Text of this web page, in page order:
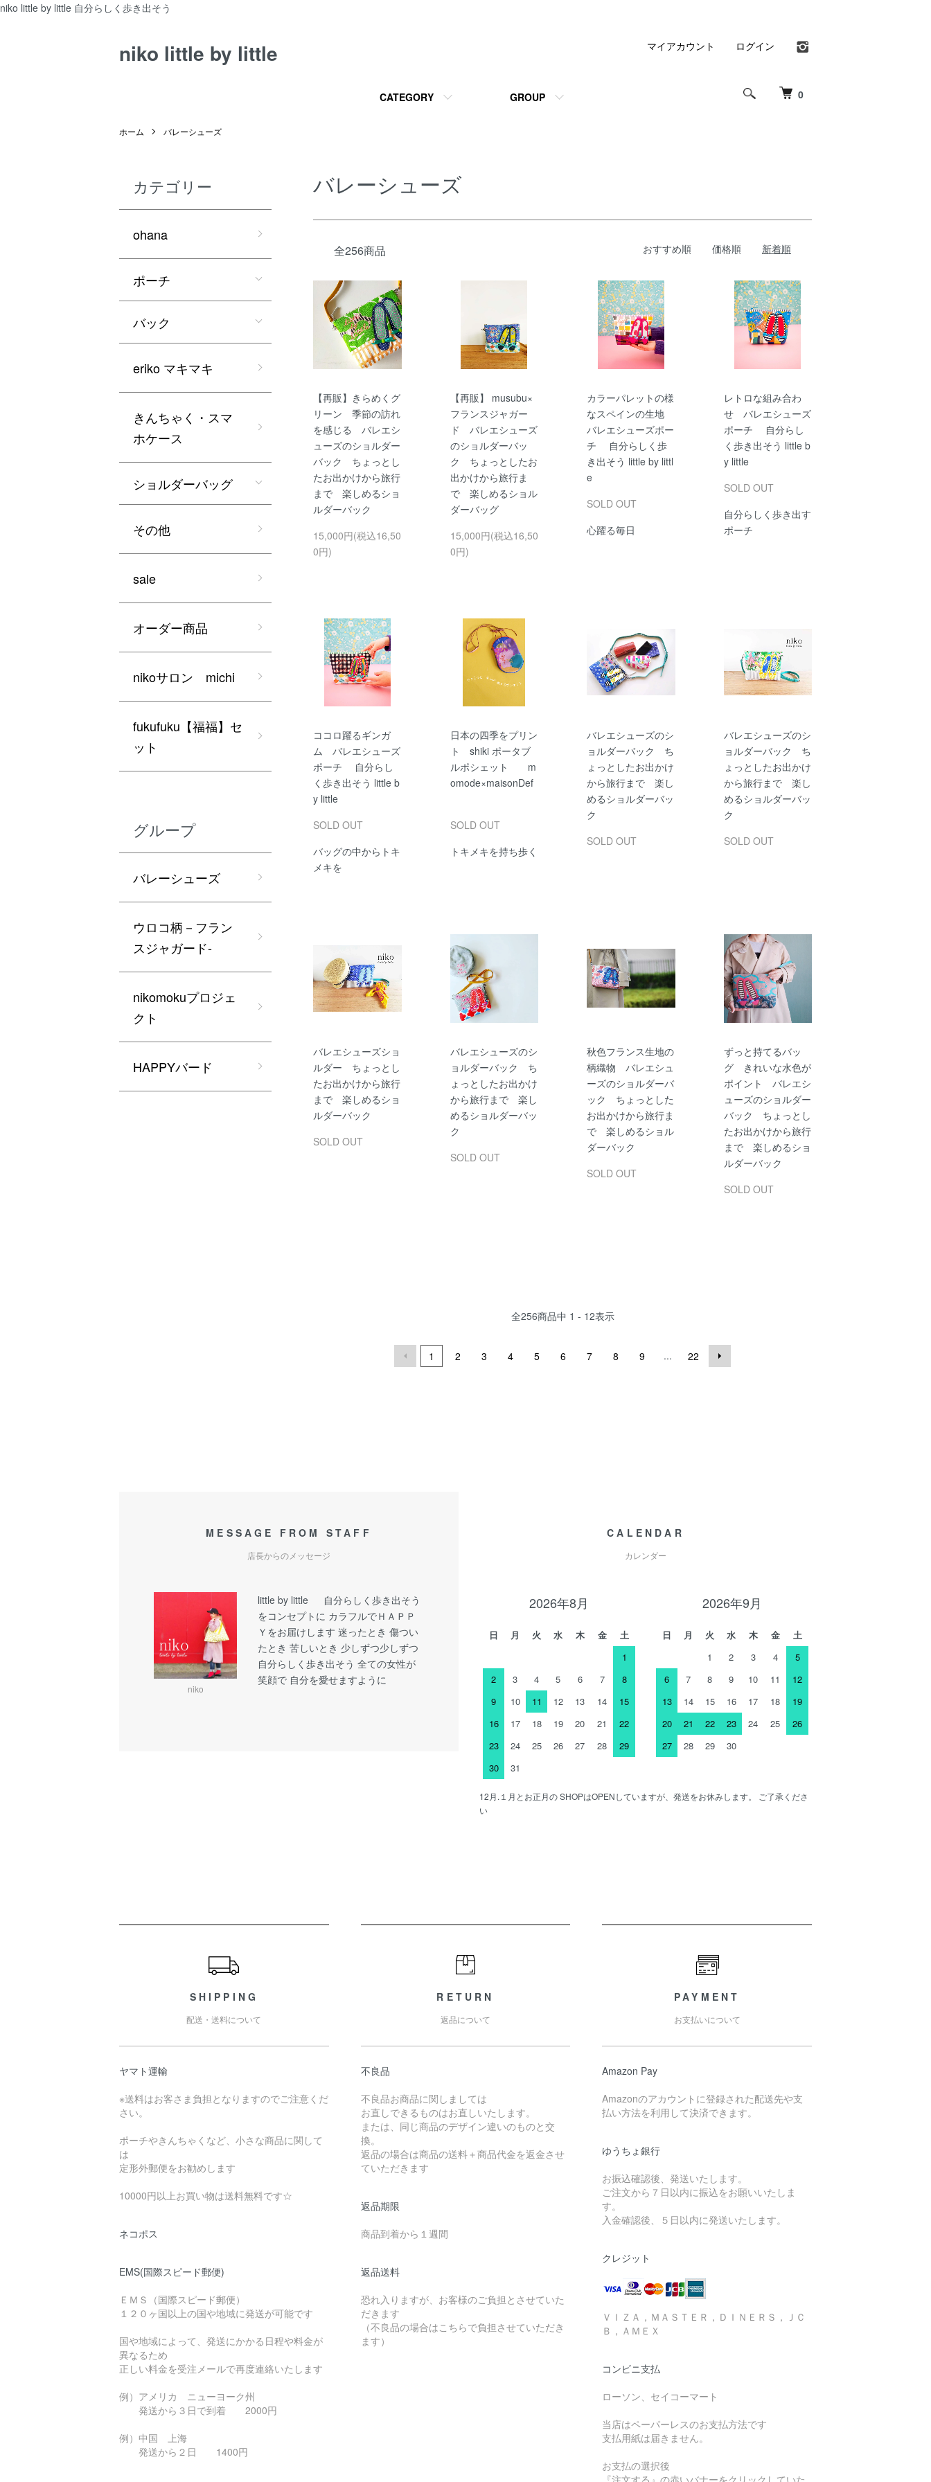
niko little by little 自分らしく歩き出そう
niko little by little
0
CATEGORY GROUP
マイアカウント ログイン
ホーム バレーシューズ
バレーシューズ
全256商品 おすすめ順 価格順 新着順
【再販】きらめくグ
リーン 季節の訪れ
を感じる バレエシ
ューズのショルダー
バック ちょっとし
たお出かけから旅行
まで 楽しめるショ
ルダーバック
15,000円(税込16,50
0円)
【再販】 musubu×
フランスジャガー
ド バレエシューズ
のショルダーバッ
ク ちょっとしたお
出かけから旅行ま
で 楽しめるショル
ダーバッグ
15,000円(税込16,50
0円)
カラーパレットの様
なスペインの生地
バレエシューズポー
チ 自分らしく歩
き出そう little by littl
e
SOLD OUT
心躍る毎日
レトロな組み合わ
せ バレエシューズ
ポーチ 自分らし
く歩き出そう little b
y little
SOLD OUT
自分らしく歩き出す
ポーチ
ココロ躍るギンガ
ム バレエシューズ
ポーチ 自分らし
く歩き出そう little b
y little
SOLD OUT
バッグの中からトキ
メキを
日本の四季をプリン
ト shiki ポータブ
ルポシェット m
omode×maisonDef
SOLD OUT
トキメキを持ち歩く
バレエシューズのシ
ョルダーバック ち
ょっとしたお出かけ
から旅行まで 楽し
めるショルダーバッ
ク
SOLD OUT
バレエシューズのシ
ョルダーバック ち
ょっとしたお出かけ
から旅行まで 楽し
めるショルダーバッ
ク
SOLD OUT
バレエシューズショ
ルダー ちょっとし
たお出かけから旅行
まで 楽しめるショ
ルダーバック
SOLD OUT
バレエシューズのシ
ョルダーバック ち
ょっとしたお出かけ
から旅行まで 楽し
めるショルダーバッ
ク
SOLD OUT
秋色フランス生地の
柄織物 バレエシュ
ーズのショルダーバ
ック ちょっとした
お出かけから旅行ま
で 楽しめるショル
ダーバック
SOLD OUT
ずっと持てるバッ
グ きれいな水色が
ポイント バレエシ
ューズのショルダー
バック ちょっとし
たお出かけから旅行
まで 楽しめるショ
ルダーバック
SOLD OUT
全256商品中 1 - 12表示
1 2 3 4 5 6 7 8 9 ... 22
カテゴリー
ohana
ポーチ
バック
eriko マキマキ
きんちゃく・スマ
ホケース
ショルダーバッグ
その他
sale
オーダー商品
nikoサロン michi
fukufuku【福福】セ
ット
グループ
バレーシューズ
ウロコ柄－フラン
スジャガード-
nikomokuプロジェ
クト
HAPPYバード
MESSAGE FROM STAFF
店長からのメッセージ
niko
little by little 自分らしく歩き出そう
をコンセプトに カラフルでＨＡＰＰ
Ｙをお届けします 迷ったとき 傷つい
たとき 苦しいとき 少しずつ少しずつ
自分らしく歩き出そう 全ての女性が
笑顔で 自分を愛せますように
CALENDAR
カレンダー
2026年8月
日 月 火 水 木 金
土
1
2
3 4 5 6 7
8
9
10 11 12 13 14
15
16
17 18 19 20 21
22
23
24 25 26 27 28
29
30
31
2026年9月
日 月 火 水 木 金
土
1
2 3 4
5
6
7 8 9 10 11
12
13
14 15 16 17 18
19
20
21 22 23 24 25
26
27
28 29 30
12月.１月とお正月の SHOPはOPENしていますが、発送をお休みします。 ご了承くださ
い
SHIPPING
配送・送料について
ヤマト運輸
※送料はお客さま負担となりますのでご注意くだ
さい。
ポーチやきんちゃくなど、小さな商品に関して
は
定形外郵便をお勧めします
10000円以上お買い物は送料無料です☆
ネコポス
EMS(国際スピード郵便)
ＥＭＳ（国際スピード郵便）
１２０ヶ国以上の国や地域に発送が可能です
国や地域によって、発送にかかる日程や料金が
異なるため
正しい料金を受注メールで再度連絡いたします
例）アメリカ ニューヨーク州
発送から３日で到着 2000円
例）中国 上海
発送から２日 1400円
RETURN
返品について
不良品
不良品お商品に関しましては
お直しできるものはお直しいたします。
または、同じ商品のデザイン違いのものと交
換。
返品の場合は商品の送料＋商品代金を返金させ
ていただきます
返品期限
商品到着から１週間
返品送料
恐れ入りますが、お客様のご負担とさせていた
だきます
（不良品の場合はこちらで負担させていただき
ます）
PAYMENT
お支払いについて
Amazon Pay
Amazonのアカウントに登録された配送先や支
払い方法を利用して決済できます。
ゆうちょ銀行
お振込確認後、発送いたします。
ご注文から７日以内に振込をお願いいたしま
す。
入金確認後、５日以内に発送いたします。
クレジット
ＶＩＺＡ，ＭＡＳＴＥＲ，ＤＩＮＥＲＳ，ＪＣ
Ｂ，ＡＭＥＸ
コンビニ支払
ローソン、セイコーマート
当店はペーパーレスのお支払方法です
支払用紙は届きません。
お支払の選択後
『注文する』の赤いバナーをクリックしていた